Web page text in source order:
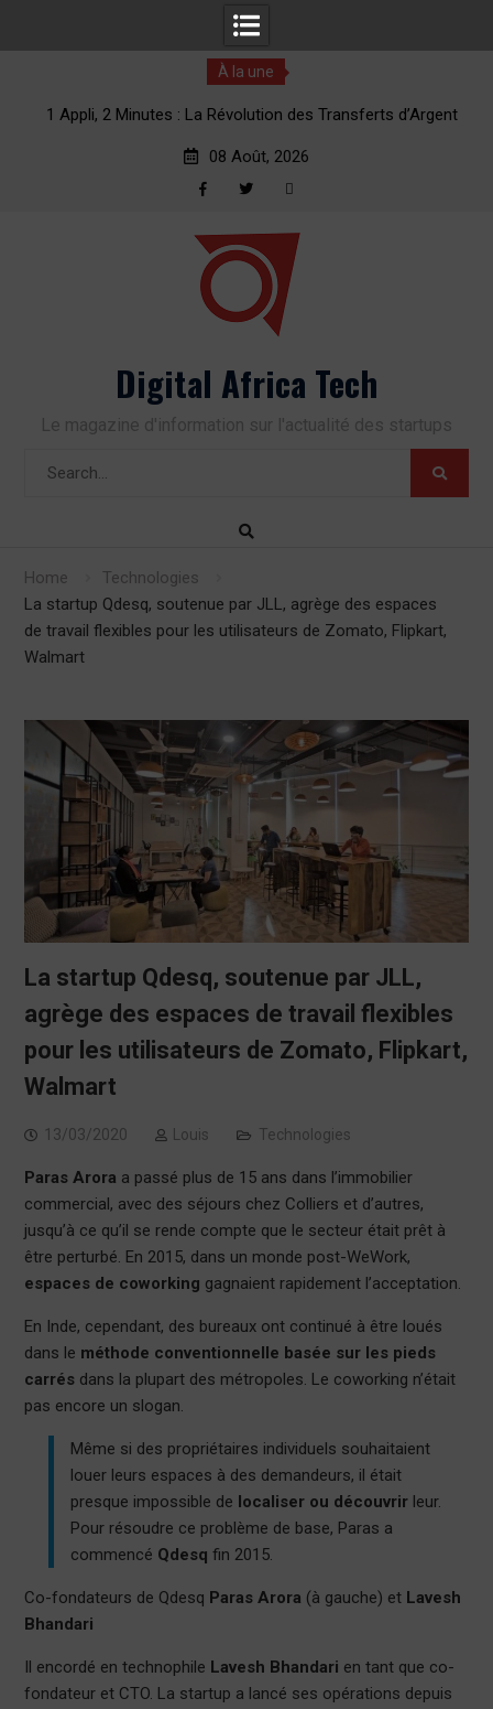
À la une
1 Appli, 2 Minutes : La Révolution des Transferts d’Argent
08 Août, 2026
Digital Africa Tech
Le magazine d'information sur l'actualité des startups
Home
Technologies
La startup Qdesq, soutenue par JLL, agrège des espaces
de travail flexibles pour les utilisateurs de Zomato, Flipkart,
Walmart
La startup Qdesq, soutenue par JLL,
agrège des espaces de travail flexibles
pour les utilisateurs de Zomato, Flipkart,
Walmart
13/03/2020 Louis Technologies
Paras Arora a passé plus de 15 ans dans l’immobilier
commercial, avec des séjours chez Colliers et d’autres,
jusqu’à ce qu’il se rende compte que le secteur était prêt à
être perturbé. En 2015, dans un monde post-WeWork,
espaces de coworking gagnaient rapidement l’acceptation.
En Inde, cependant, des bureaux ont continué à être loués
dans le méthode conventionnelle basée sur les pieds
carrés dans la plupart des métropoles. Le coworking n’était
pas encore un slogan.
Même si des propriétaires individuels souhaitaient
louer leurs espaces à des demandeurs, il était
presque impossible de localiser ou découvrir leur.
Pour résoudre ce problème de base, Paras a
commencé Qdesq fin 2015.
Co-fondateurs de Qdesq Paras Arora (à gauche) et Lavesh
Bhandari
Il encordé en technophile Lavesh Bhandari en tant que co-
fondateur et CTO. La startup a lancé ses opérations depuis